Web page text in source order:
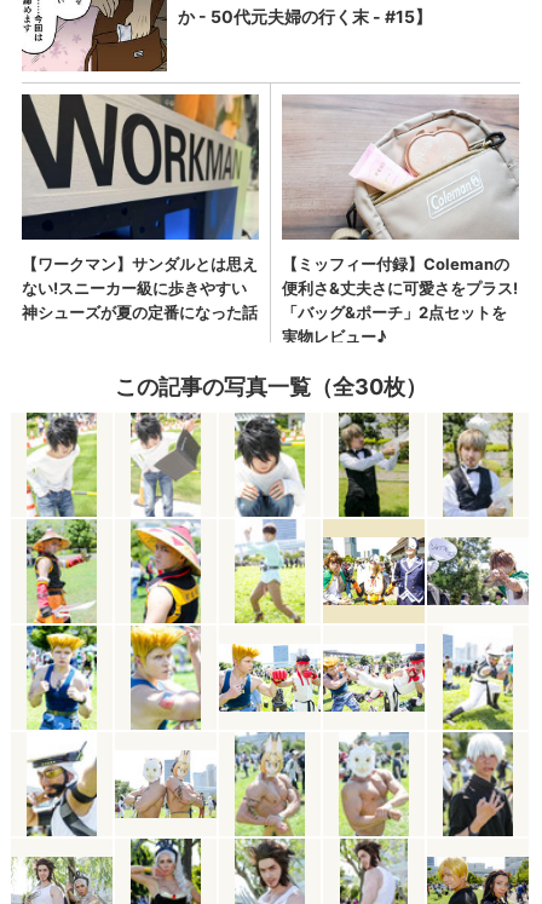
この記事の写真一覧（全30枚）